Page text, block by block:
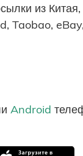
из Китая,
Taobao,
Android